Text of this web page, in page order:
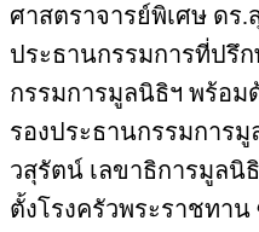
ศาสตราจารย์พิเศษ ดร.
ประธานกรรมการที่ปรึ
กรรมการมูลนิธิฯ พร้อ
รองประธานกรรมการ
วสุรัตน์ เลขาธิการมูลนิ
ตั้งโรงครัวพระราชทา